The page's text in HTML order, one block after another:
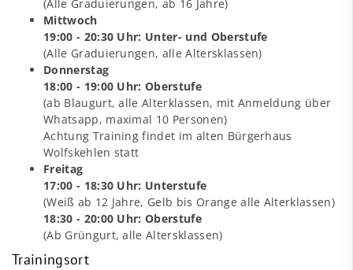
(Alle Graduierungen, ab 16 Jahre)
Mittwoch
19:00 - 20:30 Uhr: Unter- und Oberstufe
(Alle Graduierungen, alle Altersklassen)
Donnerstag
18:00 - 19:00 Uhr: Oberstufe
(ab Blaugurt, alle Alterklassen, mit Anmeldung über
Whatsapp, maximal 10 Personen)
Achtung Training findet im alten Bürgerhaus
Wolfskehlen statt
Freitag
17:00 - 18:30 Uhr: Unterstufe
(Weiß ab 12 Jahre, Gelb bis Orange alle Alterklassen)
18:30 - 20:00 Uhr: Oberstufe
(Ab Grüngurt, alle Altersklassen)
Trainingsort